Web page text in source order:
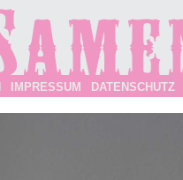
IMPRESSUM DATENSCHUTZ